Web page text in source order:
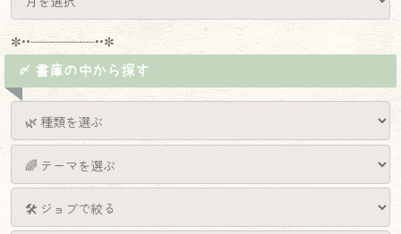
✼••┈┈┈┈┈┈┈┈┈••✼
〆 書庫の中から探す